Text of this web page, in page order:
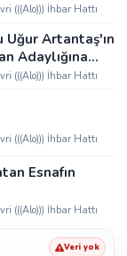
(((Alo))) İhbar Hattı
Artantaş'ın
Adaylığına
Açık Olsun
(((Alo))) İhbar Hattı
(((Alo))) İhbar Hattı
Esnafın
(((Alo))) İhbar Hattı
Veri yok